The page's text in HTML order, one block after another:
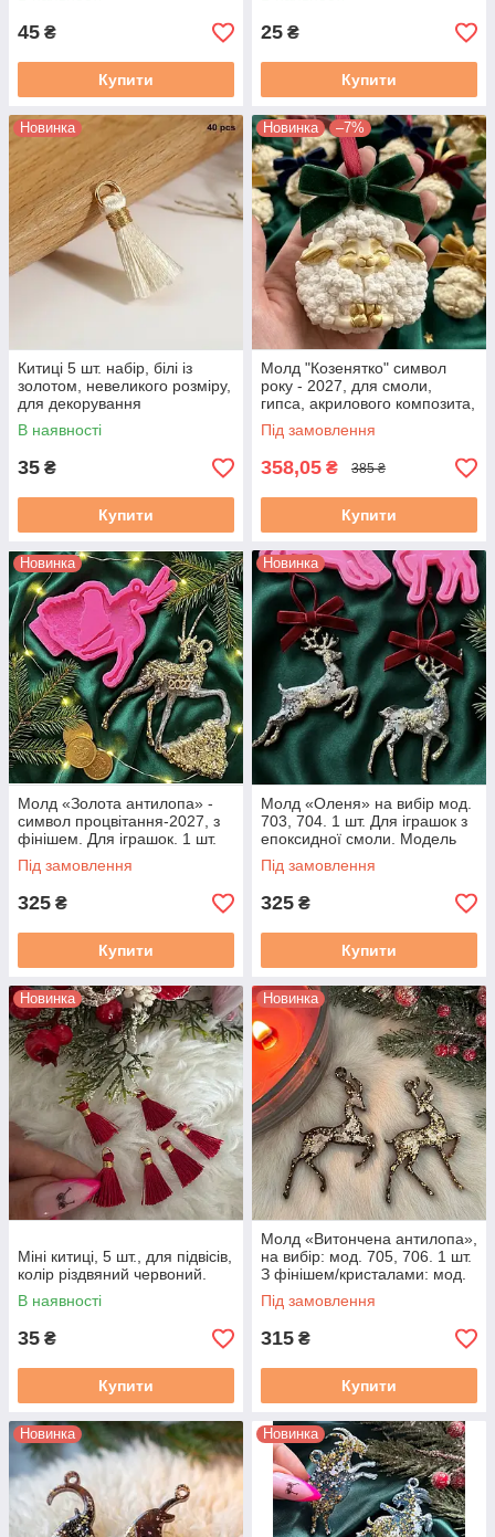
45 ₴
Купити
25 ₴
Купити
Новинка
Китиці 5 шт. набір, білі із
золотом, невеликого розміру,
для декорування
В наявності
35 ₴
Купити
Новинка –7%
Молд "Козенятко" символ
року - 2027, для смоли,
гипса, акрилового композита,
кодитерів.
Під замовлення
358,05 ₴ 385 ₴
Купити
Новинка
Молд «Золота антилопа» -
символ процвітання-2027, з
фінішем. Для іграшок. 1 шт.
Під замовлення
325 ₴
Купити
Новинка
Молд «Оленя» на вибір мод.
703, 704. 1 шт. Для іграшок з
епоксидної смоли. Модель
703
Під замовлення
325 ₴
Купити
Новинка
Міні китиці, 5 шт., для підвісів,
колір різдвяний червоний.
В наявності
35 ₴
Купити
Новинка
Молд «Витончена антилопа»,
на вибір: мод. 705, 706. 1 шт.
З фінішем/кристалами: мод.
705
Під замовлення
315 ₴
Купити
Новинка Новинка